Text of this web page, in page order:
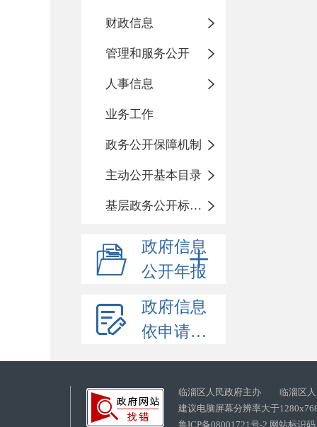
财政信息
管理和服务公开
人事信息
业务工作
政务公开保障机制
主动公开基本目录
基层政务公开标准化目录
政府信息
公开年报
政府信息
依申请公开
临淄区人民政府主办 临淄区人
建议电脑屏幕分辨率大于
鲁ICP备08001721号-2 网站标识